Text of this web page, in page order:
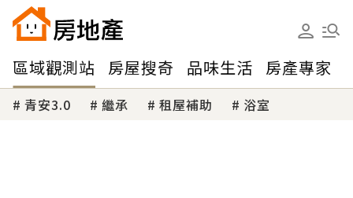
區域觀測站 房屋搜奇 品味生活 房產專家
青安3.0 繼承 租屋補助 浴室